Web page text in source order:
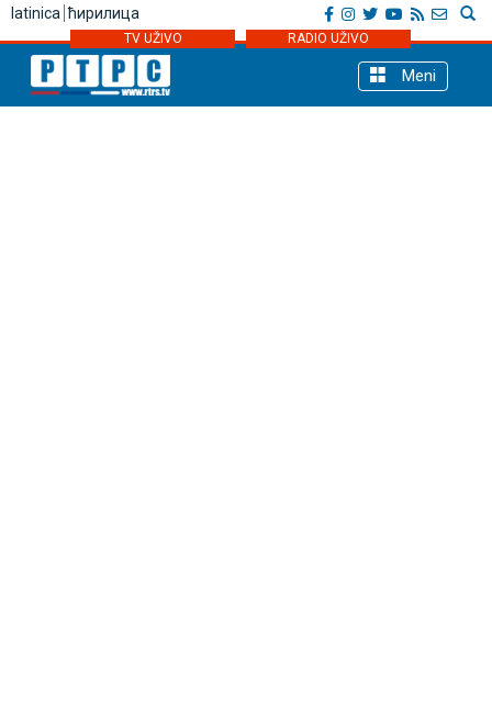
latinica ћирилица
TV UŽIVO RADIO UŽIVO
Meni